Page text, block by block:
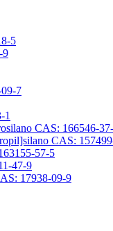
5
9
7
1
CAS: 166546-
CAS:
57-5
47-9
17938-09-9